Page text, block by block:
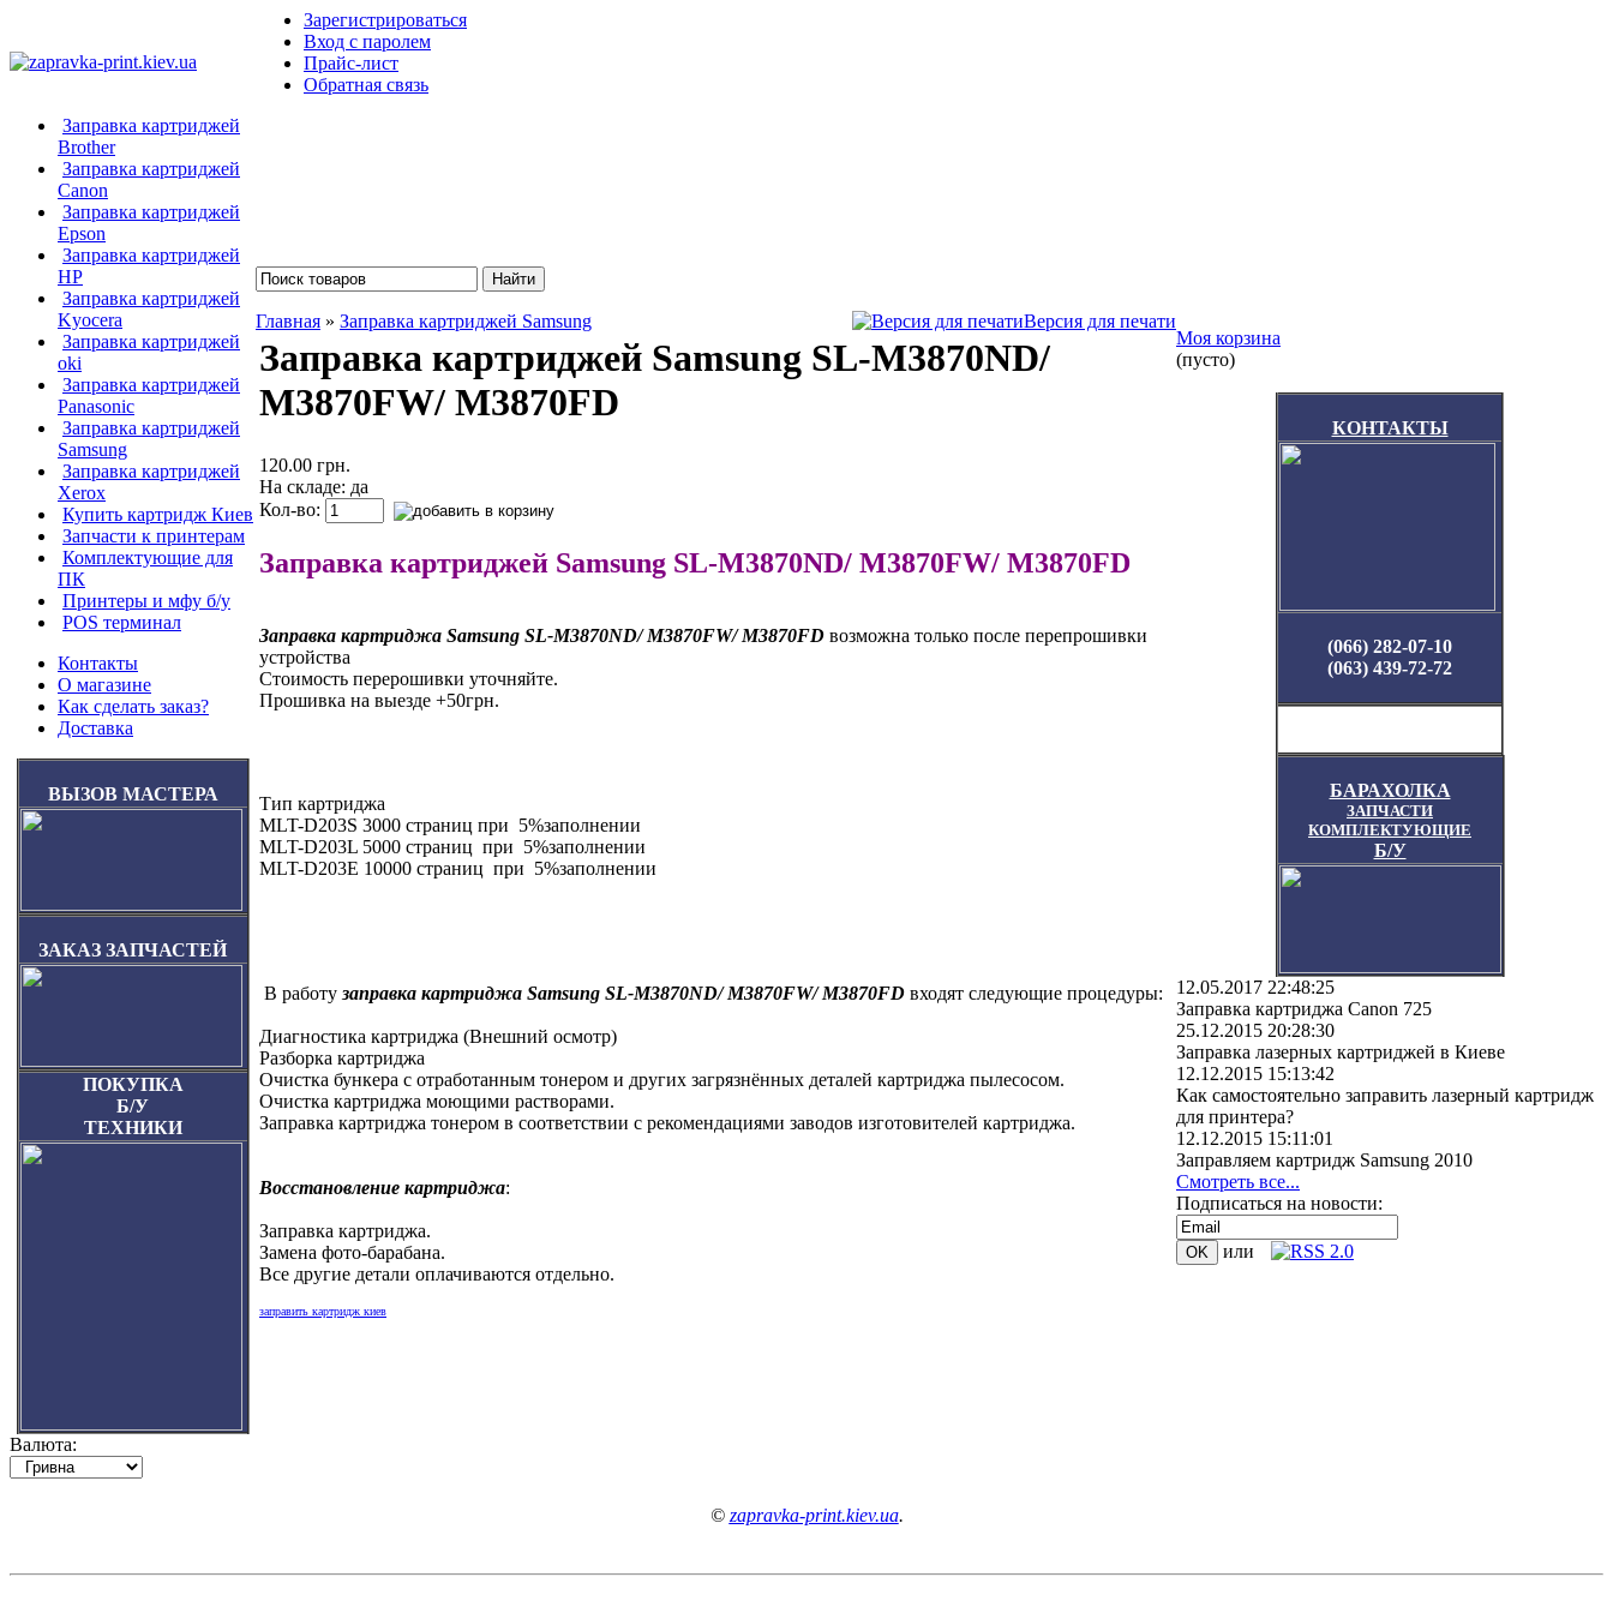
Зарегистрироваться
Вход с паролем
Прайс-лист
Обратная связь
Заправка картриджей
Brother
Заправка картриджей
Canon
Заправка картриджей
Epson
Заправка картриджей
HP
Заправка картриджей
Kyocera
Заправка картриджей
oki
Заправка картриджей
Panasonic
Заправка картриджей
Samsung
Заправка картриджей
Xerox
Купить картридж Киев
Запчасти к принтерам
Комплектующие для
ПК
Принтеры и мфу б/у
POS терминал
Контакты
О магазине
Как сделать заказ?
Доставка
ВЫЗОВ МАСТЕРА
ЗАКАЗ ЗАПЧАСТЕЙ
ПОКУПКА
Б/У
ТЕХНИКИ
Валюта:
Главная » Заправка картриджей Samsung Версия для печати
Заправка картриджей Samsung SL-M3870ND/
M3870FW/ M3870FD
120.00 грн.
На складе: да
Кол-во:
Заправка картриджей Samsung SL-M3870ND/ M3870FW/ M3870FD
Заправка картриджа Samsung SL-M3870ND/ M3870FW/ M3870FD возможна только после перепрошивки
устройства
Стоимость перерошивки уточняйте.
Прошивка на выезде +50грн.
Тип картриджа
MLT-D203S 3000 страниц при 5%заполнении
MLT-D203L 5000 страниц при 5%заполнении
MLT-D203E 10000 страниц при 5%заполнении
В работу заправка картриджа Samsung SL-M3870ND/ M3870FW/ M3870FD входят следующие процедуры:
Диагностика картриджа (Внешний осмотр)
Разборка картриджа
Очистка бункера с отработанным тонером и других загрязнённых деталей картриджа пылесосом.
Очистка картриджа моющими растворами.
Заправка картриджа тонером в соответствии с рекомендациями заводов изготовителей картриджа.
Восстановление картриджа:
Заправка картриджа.
Замена фото-барабана.
Все другие детали оплачиваются отдельно.
заправить картридж киев
Моя корзина
(пусто)
КОНТАКТЫ
(066) 282-07-10
(063) 439-72-72
БАРАХОЛКА
ЗАПЧАСТИ
КОМПЛЕКТУЮЩИЕ
Б/У
12.05.2017 22:48:25
Заправка картриджа Canon 725
25.12.2015 20:28:30
Заправка лазерных картриджей в Киеве
12.12.2015 15:13:42
Как самостоятельно заправить лазерный картридж
для принтера?
12.12.2015 15:11:01
Заправляем картридж Samsung 2010
Смотреть все...
Подписаться на новости:
или
© zapravka-print.kiev.ua.